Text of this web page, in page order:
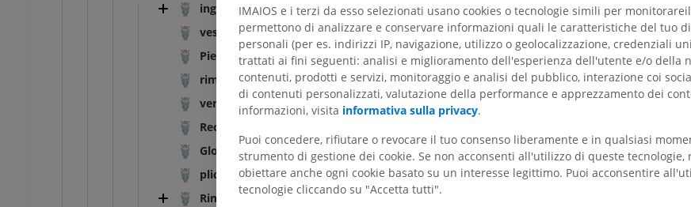
ingresso alla laringe
vestibolo della laringe
Piega vestibolare
rima vestibolare
ventricolo laringeo
Recesso laringeo mediano
Glottide
plica vocale
Rima della glottide
Toro e mucca - Osteologia
Illustrazioni
Cavallo - Osteologia
Radiografie
GRATUITO
Cavallo - carpo
TC
Cavallo – Miologia
Illustrazioni
IMAIOS e i terzi da esso selezionati usano cookies o tecnologie simili per
permettono di analizzare e conservare informazioni quali le caratteristiche del tuo
personali (per es. indirizzi IP, navigazione, utilizzo o geolocalizzazione, credenziali
trattati ai fini seguenti: analisi e miglioramento dell'esperienza dell'utente e/o della
contenuti, prodotti e servizi, monitoraggio e analisi del pubblico, interazione coi
di contenuti personalizzati, valutazione della performance e apprezzamento dei
informazioni, visita informativa sulla privacy.
Puoi concedere, rifiutare o revocare il tuo consenso liberamente e in qualsiasi
strumento di gestione dei cookie. Se non acconsenti all'utilizzo di queste tecnologie,
obiettare anche ogni cookie basato su un interesse legittimo. Puoi acconsentire
tecnologie cliccando su "Accetta tutti".